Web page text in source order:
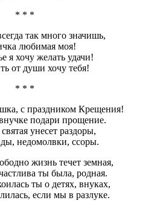
* * *
так много значишь,
любимая моя!
я хочу желать удачи!
от души хочу тебя!
* * *
с праздником Крещения!
подари прощение.
унесет раздоры,
недомолвки, ссоры.
жизнь течет земная,
ты была, родная.
ты о детях, внуках,
если мы в разлуке.